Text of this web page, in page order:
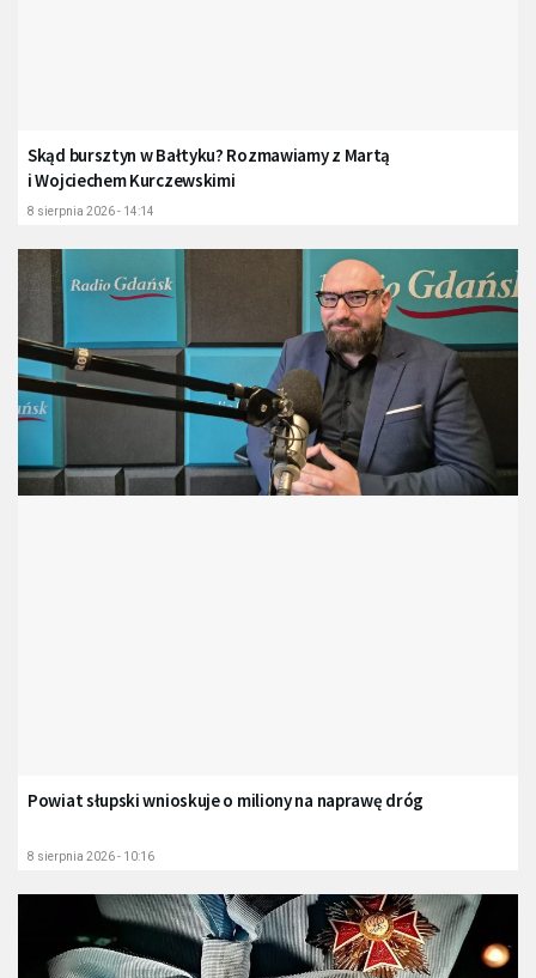
Skąd bursztyn w Bałtyku? Rozmawiamy z Martą
i Wojciechem Kurczewskimi
8 sierpnia 2026 - 14:14
Powiat słupski wnioskuje o miliony na naprawę dróg
8 sierpnia 2026 - 10:16